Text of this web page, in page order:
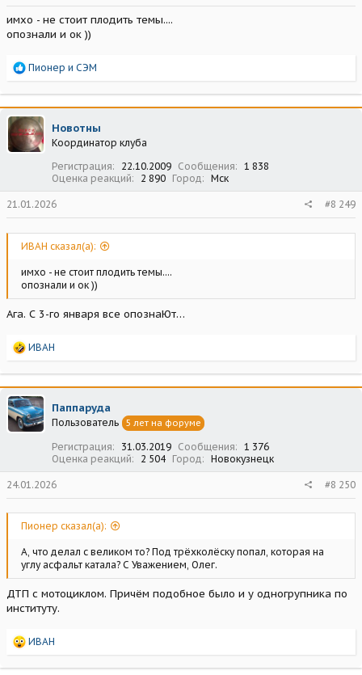
имхо - не стоит плодить темы....
опознали и ок ))
Р
а
к
ц
и
и
Пионер и СЭМ
Новотны
Координатор клуба
Регистрация
22.10.2009 Сообщения
1 838
Оценка реакций
2 890 Город Мск
21.01.2026 #8 249
ИВАН сказал(а):
имхо - не стоит плодить темы....
опознали и ок ))
Ага. С 3-го января все опознаЮт…
Р
а
к
ц
и
и
ИВАН
Паппаруда
Пользователь 5 лет на форуме
Регистрация 31.03.2019 Сообщения
1 376
Оценка реакций
2 504 Город Новокузнецк
24.01.2026 #8 250
Пионер сказал(а):
А, что делал с великом то? Под трёхколёску попал, которая на
углу асфальт катала? С Уважением, Олег.
ДТП с мотоциклом. Причём подобное было и у одногрупника по
институту.
Р
а
ИВАН